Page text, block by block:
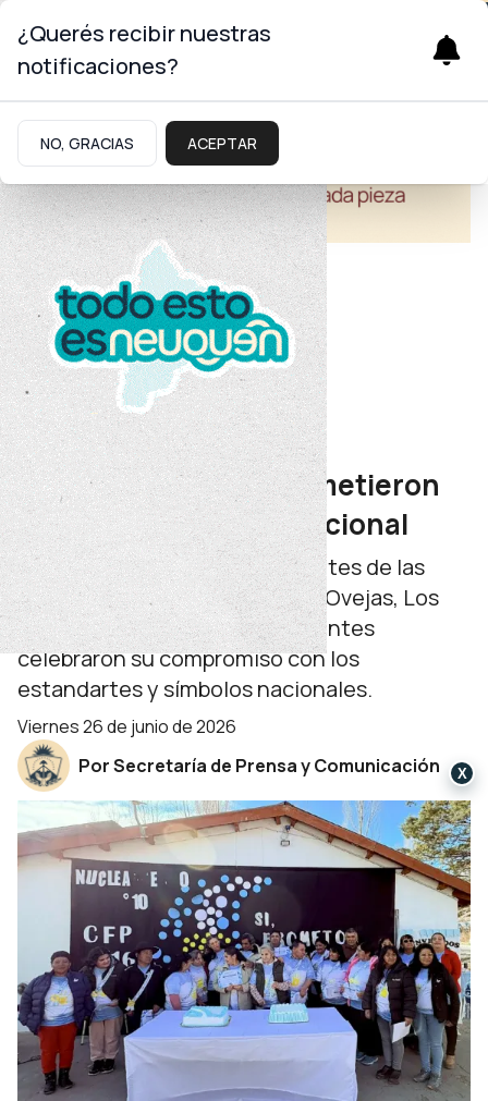
Educación
Alto Neuquén
Jóvenes y adultos prometieron
lealtad a la bandera nacional
Con la participación de referentes de las
comunidades de Varvarco, Las Ovejas, Los
Miches y Andacollo, 35 estudiantes
celebraron su compromiso con los
estandartes y símbolos nacionales.
viernes 26 de junio de 2026
Por Secretaría de Prensa y Comunicación
¿Querés recibir nuestras
notificaciones?
NO, GRACIAS ACEPTAR
X